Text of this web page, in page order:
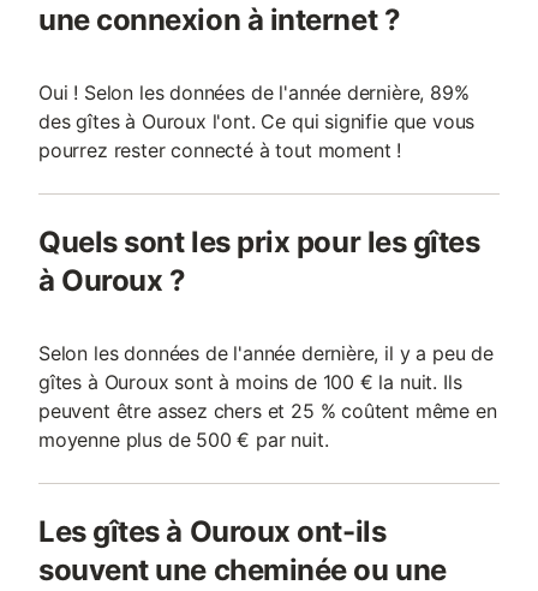
une connexion à internet ?
Oui ! Selon les données de l'année dernière, 89%
des gîtes à Ouroux l'ont. Ce qui signifie que vous
pourrez rester connecté à tout moment !
Quels sont les prix pour les gîtes
à Ouroux ?
Selon les données de l'année dernière, il y a peu de
gîtes à Ouroux sont à moins de 100 € la nuit. Ils
peuvent être assez chers et 25 % coûtent même en
moyenne plus de 500 € par nuit.
Les gîtes à Ouroux ont-ils
souvent une cheminée ou une